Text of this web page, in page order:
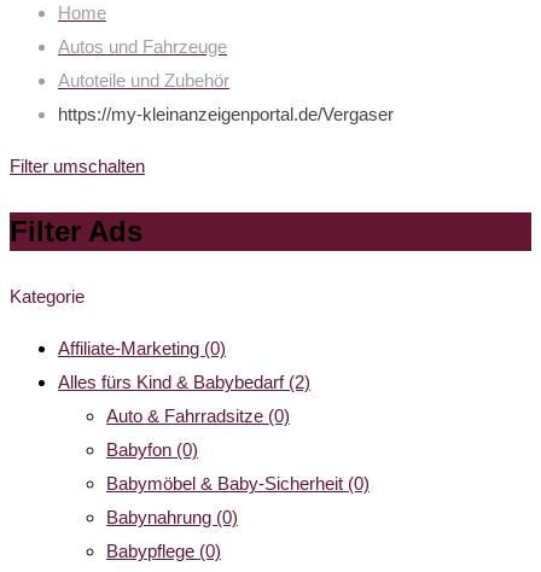
Home
Autos und Fahrzeuge
Autoteile und Zubehör
https://my-kleinanzeigenportal.de/Vergaser
Filter umschalten
Filter Ads
Kategorie
Affiliate-Marketing (0)
Alles fürs Kind & Babybedarf (2)
Auto & Fahrradsitze (0)
Babyfon (0)
Babymöbel & Baby-Sicherheit (0)
Babynahrung (0)
Babypflege (0)